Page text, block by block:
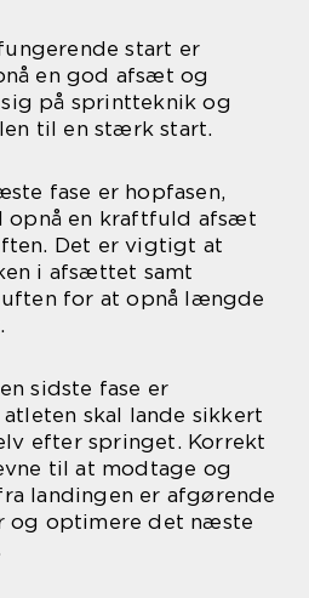
start er
en god afsæt og
på sprintteknik og
til en stærk start.
fase er hopfasen,
opnå en kraftfuld afsæt
Det er vigtigt at
i afsættet samt
for at opnå længde
sidste fase er
skal lande sikkert
efter springet. Korrekt
til at modtage og
landingen er afgørende
og optimere det næste